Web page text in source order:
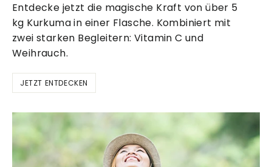
Entdecke jetzt die magische Kraft von über 5
kg Kurkuma in einer Flasche. Kombiniert mit
zwei starken Begleitern: Vitamin C und
Weihrauch.
JETZT ENTDECKEN